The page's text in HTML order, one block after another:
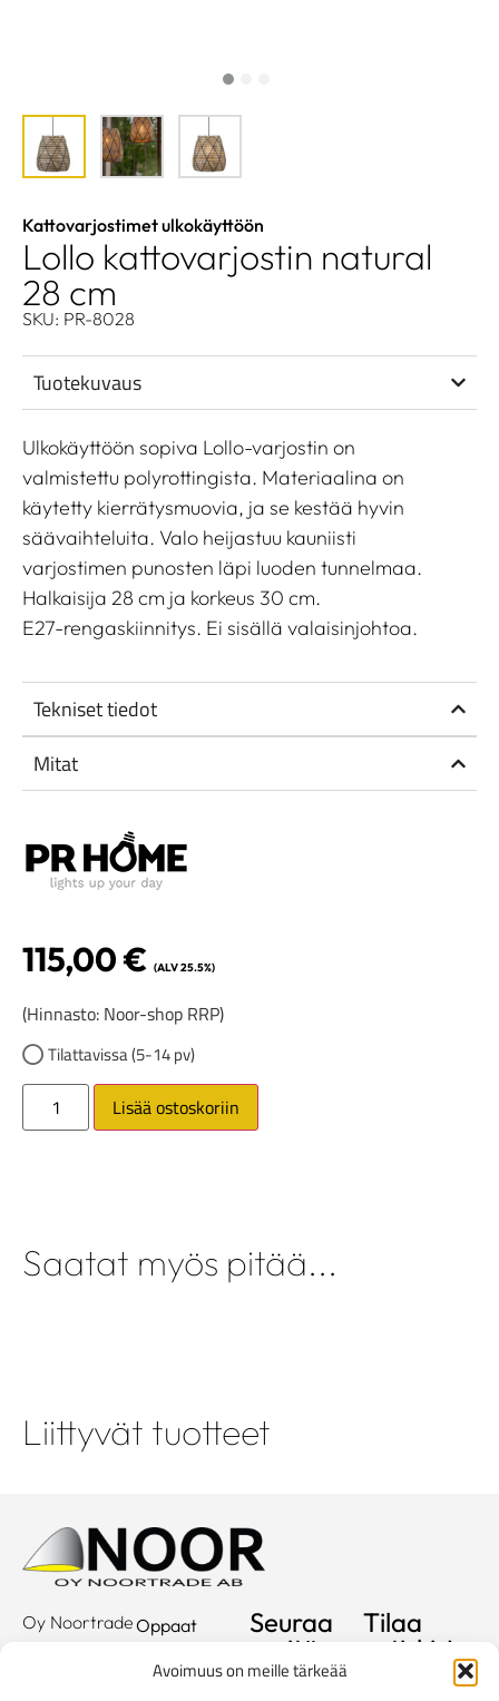
Avoimuus on meille tärkeää
Kattovarjostimet ulkokäyttöön
Lollo kattovarjostin natural
28 cm
SKU: PR-8028
Tuotekuvaus
Ulkokäyttöön sopiva Lollo-varjostin on
valmistettu polyrottingista. Materiaalina on
käytetty kierrätysmuovia, ja se kestää hyvin
säävaihteluita. Valo heijastuu kauniisti
varjostimen punosten läpi luoden tunnelmaa.
Halkaisija 28 cm ja korkeus 30 cm.
E27-rengaskiinnitys. Ei sisällä valaisinjohtoa.
Tekniset tiedot
Mitat
115,00€ (ALV 25.5%)
(Hinnasto: Noor-shop RRP)
Tilattavissa (5-14 pv)
Lisää ostoskoriin
Saatat myös pitää...
Liittyvät tuotteet
Oy Noortrade
Hallimestarinkatu
Oppaat
Kuvastot
Seuraa
meitä
Tilaa
uutiskirje